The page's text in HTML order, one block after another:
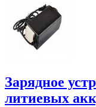
Зарядное
литиевых